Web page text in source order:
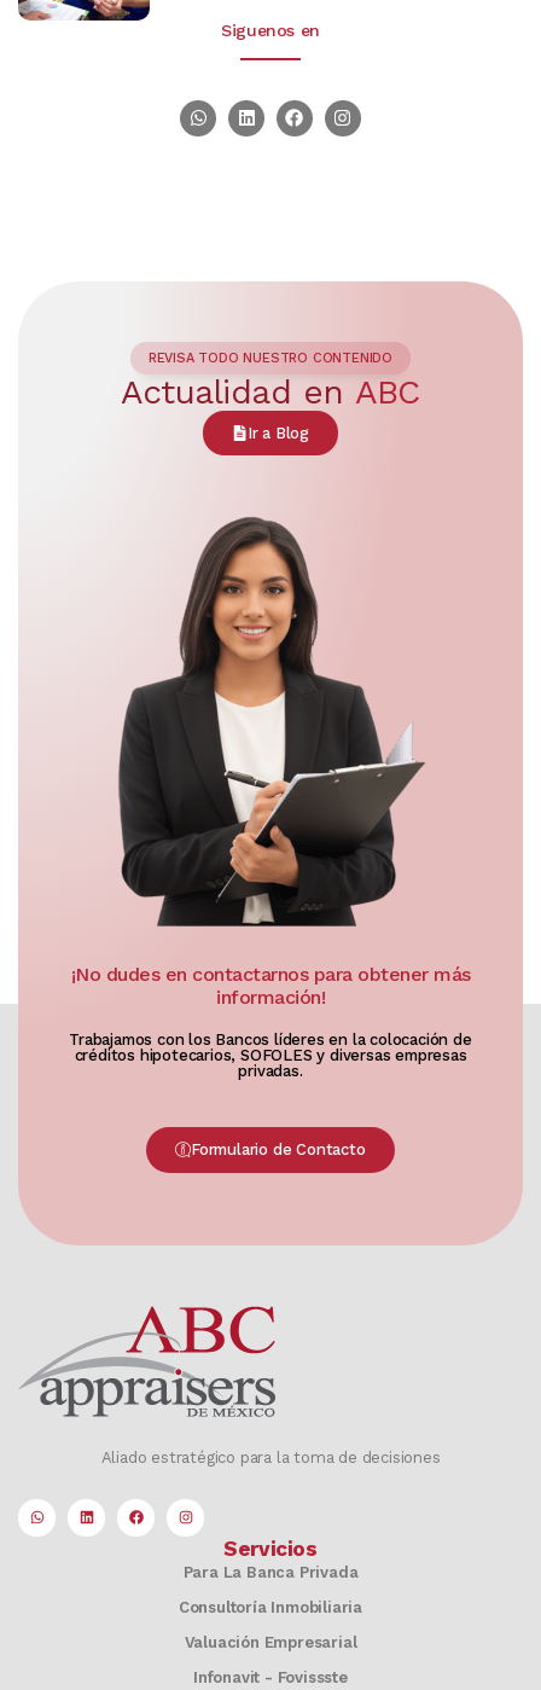
Siguenos en
REVISA TODO NUESTRO CONTENIDO
Actualidad en ABC
Ir a Blog
¡No dudes en contactarnos para obtener más
información!
Trabajamos con los Bancos líderes en la colocación de
créditos hipotecarios, SOFOLES y diversas empresas
privadas.
Formulario de Contacto
Aliado estratégico para la toma de decisiones
Servicios
Para La Banca Privada
Consultoría Inmobiliaria
Valuación Empresarial
Infonavit - Fovissste